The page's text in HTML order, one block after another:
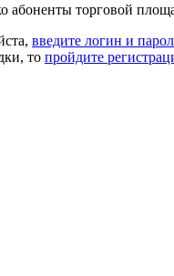
абоненты торговой
введите логин и
то пройдите